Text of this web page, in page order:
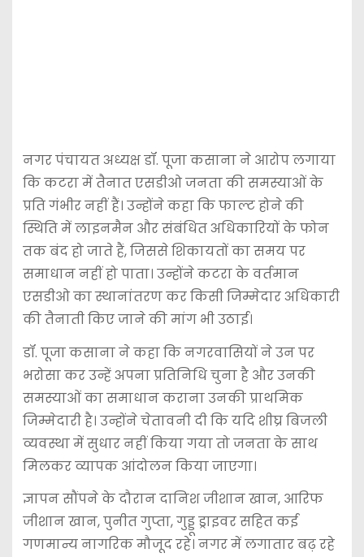
नगर पंचायत अध्यक्ष डॉ. पूजा कसाना ने आरोप लगाया
कि कटरा में तैनात एसडीओ जनता की समस्याओं के
प्रति गंभीर नहीं हैं। उन्होंने कहा कि फाल्ट होने की
स्थिति में लाइनमैन और संबंधित अधिकारियों के फोन
तक बंद हो जाते हैं, जिससे शिकायतों का समय पर
समाधान नहीं हो पाता। उन्होंने कटरा के वर्तमान
एसडीओ का स्थानांतरण कर किसी जिम्मेदार अधिकारी
की तैनाती किए जाने की मांग भी उठाई।
डॉ. पूजा कसाना ने कहा कि नगरवासियों ने उन पर
भरोसा कर उन्हें अपना प्रतिनिधि चुना है और उनकी
समस्याओं का समाधान कराना उनकी प्राथमिक
जिम्मेदारी है। उन्होंने चेतावनी दी कि यदि शीघ्र बिजली
व्यवस्था में सुधार नहीं किया गया तो जनता के साथ
मिलकर व्यापक आंदोलन किया जाएगा।
ज्ञापन सौंपने के दौरान दानिश जीशान खान, आरिफ
जीशान खान, पुनीत गुप्ता, गुड्डू ड्राइवर सहित कई
गणमान्य नागरिक मौजूद रहे। नगर में लगातार बढ़ रहे